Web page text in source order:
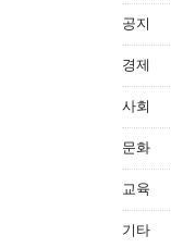
공지
경제
사회
문화
교육
기타